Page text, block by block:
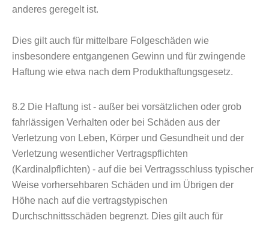
anderes geregelt ist.
Dies gilt auch für mittelbare Folgeschäden wie
insbesondere entgangenen Gewinn und für zwingende
Haftung wie etwa nach dem Produkthaftungsgesetz.
8.2 Die Haftung ist - außer bei vorsätzlichen oder grob
fahrlässigen Verhalten oder bei Schäden aus der
Verletzung von Leben, Körper und Gesundheit und der
Verletzung wesentlicher Vertragspflichten
(Kardinalpflichten) - auf die bei Vertragsschluss typischer
Weise vorhersehbaren Schäden und im Übrigen der
Höhe nach auf die vertragstypischen
Durchschnittsschäden begrenzt. Dies gilt auch für